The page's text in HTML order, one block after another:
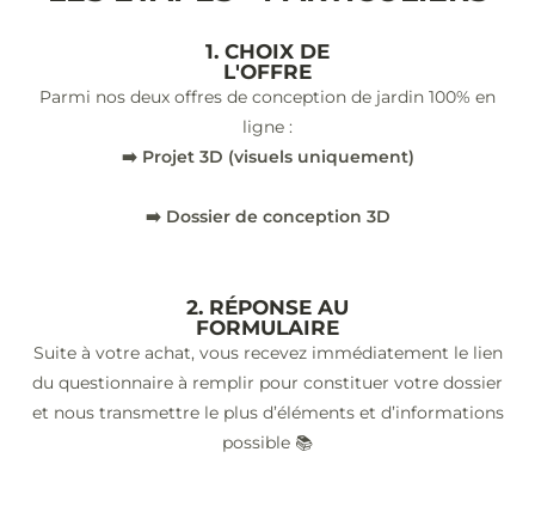
1. CHOIX DE
L'OFFRE
Parmi nos deux offres de conception de jardin 100% en
ligne :
➡️ Projet 3D (visuels uniquement)
➡️ Dossier de conception 3D
2. RÉPONSE AU
FORMULAIRE
Suite à votre achat, vous recevez immédiatement le lien
du questionnaire à remplir pour constituer votre dossier
et nous transmettre le plus d’éléments et d’informations
possible 📚